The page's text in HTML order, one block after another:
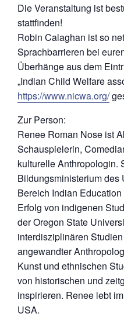
Die Veranstaltung ist
stattfinden!
Robin Calaghan ist so
Sprachbarrieren bei
Überhänge aus dem
„Indian Child Welfare
https://www.nicwa.org/
Zur Person:
Renee Roman Nose ist
Schauspielerin,
kulturelle Anthropologin.
Bildungsministerium des
Bereich Indian
Erfolg von indigenen
der Oregon State
interdisziplinären
angewandter
Kunst und ethnischen
von historischen und
inspirieren. Renee lebt
USA.